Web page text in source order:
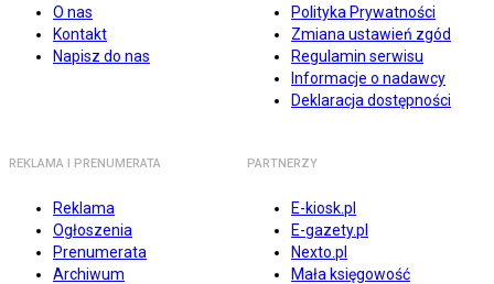
O nas
Kontakt
Napisz do nas
Polityka Prywatności
Zmiana ustawień zgód
Regulamin serwisu
Informacje o nadawcy
Deklaracja dostępności
REKLAMA I PRENUMERATA
Reklama
Ogłoszenia
Prenumerata
Archiwum
PARTNERZY
E-kiosk.pl
E-gazety.pl
Nexto.pl
Mała księgowość